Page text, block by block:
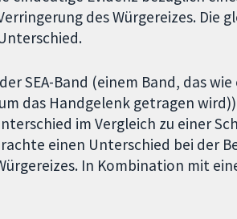
des Würgereizes. Die
SEA-Band (einem Band, das
das Handgelenk getragen
im Vergleich zu einer
einen Unterschied bei der
In Kombination mit